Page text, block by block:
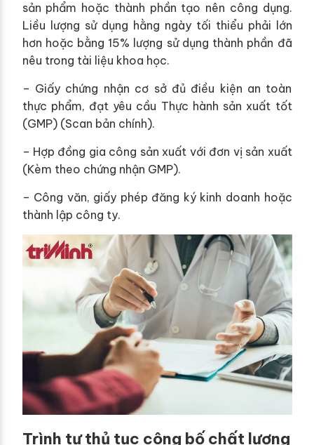
sản phẩm hoặc thành phần tạo nên công dụng.
Liều lượng sử dụng hằng ngày tối thiểu phải lớn
hơn hoặc bằng 15% lượng sử dụng thành phần đã
nêu trong tài liệu khoa học.
– Giấy chứng nhận cơ sở đủ điều kiện an toàn
thực phẩm, đạt yêu cầu Thực hành sản xuất tốt
(GMP) (Scan bản chính).
– Hợp đồng gia công sản xuất với đơn vị sản xuất
(Kèm theo chứng nhận GMP).
– Công văn, giấy phép đăng ký kinh doanh hoặc
thành lập công ty.
Trình tự thủ tục công bố chất lượng